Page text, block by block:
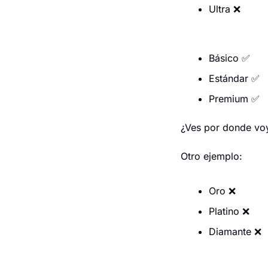
Ultra ❌
Básico ✅
Estándar ✅
Premium ✅
¿Ves por donde
Otro ejemplo:
Oro ❌
Platino ❌
Diamante ❌